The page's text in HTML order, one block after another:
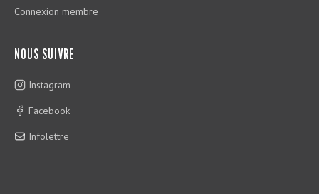
Connexion membre
NOUS SUIVRE
Instagram
Facebook
Infolettre